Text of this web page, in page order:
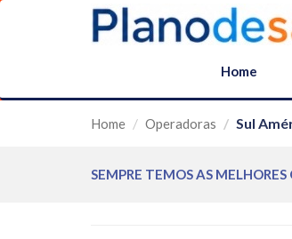
Home
Home Operadoras Sul
SEMPRE TEMOS AS